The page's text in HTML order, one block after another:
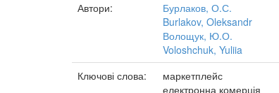
Автори:
Бурлаков, О.С.
Burlakov, Oleksandr
Волощук, Ю.О.
Voloshchuk, Yuliia
Ключові слова:
маркетплейс
електронна комерція